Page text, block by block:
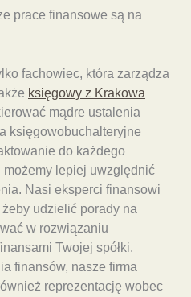
prace finansowe są na
fachowiec, która zarządza
księgowy z Krakowa
mądre ustalenia
księgowobuchalteryjne
do każdego
lepiej uwzględnić
Nasi eksperci finansowi
udzielić porady na
w rozwiązaniu
Twojej spółki.
finansów, nasze firma
reprezentację wobec